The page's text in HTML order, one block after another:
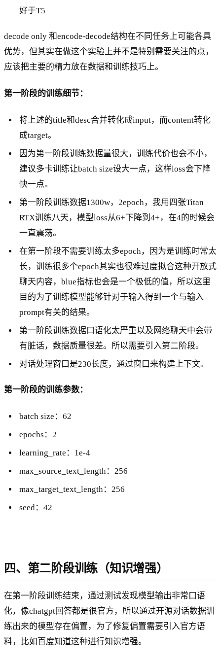
好于T5
decode only 和encode-decode结构在不同任务上可能各具
优势，但其实在做这个实验上并不是特别需要关注的点，
应该把主要的精力放在数据和训练技巧上。
第一阶段的训练细节：
将上述的title和desc合并转化成input，而content转化
成target。
因为第一阶段训练数据量很大，训练代价也会不小，
建议多卡训练让batch size设大一点，这样loss会下降
快一点。
第一阶段训练数据1300w，2epoch，我用四张Titan
RTX训练八天，模型loss从6+下降到4+，在4的时候会
一直震荡。
在第一阶段不需要训练太多epoch，因为是训练时常太
长，训练很多个epoch其实也很难过度拟合这种开放式
聊天内容，blue指标也会是一个极低的值，所以这里
目的为了训练模型能够针对于输入得到一个与输入
prompt有关的结果。
第一阶段训练数据口语化太严重以及网络聊天中会带
有脏话，数据质量很差。所以需要引入第二阶段。
对话处理窗口是230长度，通过窗口来构建上下文。
第一阶段的训练参数：
batch size：62
epochs：2
learning_rate：1e-4
max_source_text_length：256
max_target_text_length：256
seed：42
四、第二阶段训练（知识增强）
在第一阶段训练结束，通过测试发现模型输出非常口语
化，像chatgpt回答都是很官方，所以通过开源对话数据训
练出来的模型存在偏置，为了修复偏置需要引入官方语
料，比如百度知道这种进行知识增强。